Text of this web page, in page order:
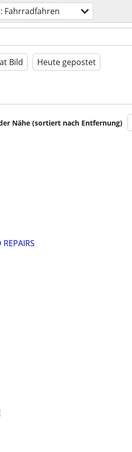
Fahrradfahren
Bild Heute gepostet
Nähe (sortiert nach Entfernung)